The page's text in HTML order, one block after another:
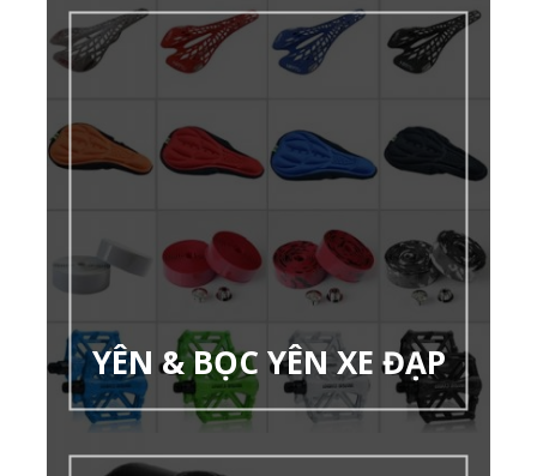
YÊN & BỌC YÊN XE ĐẠP